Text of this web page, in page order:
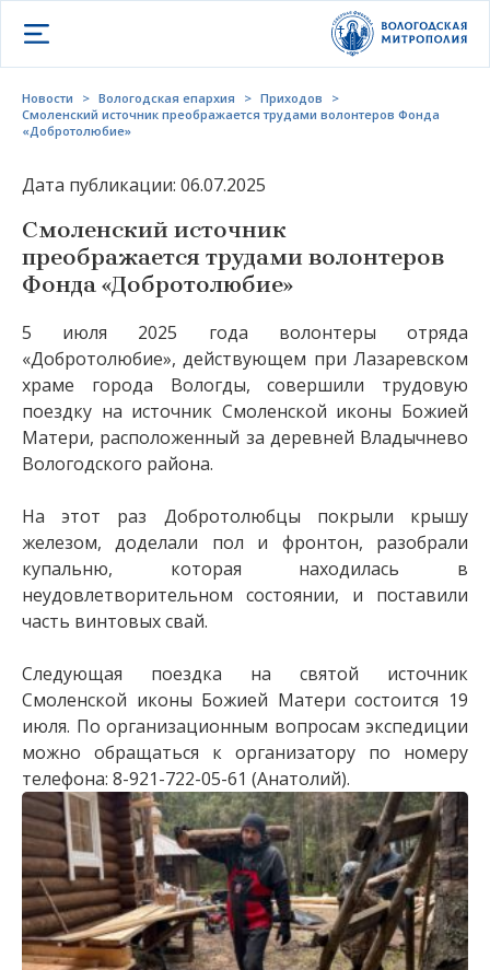
Открыть меню
Новости > Вологодская епархия > Приходов
>
Смоленский источник преображается трудами волонтеров Фонда
«Добротолюбие»
Дата публикации: 06.07.2025
Смоленский источник
преображается трудами волонтеров
Фонда «Добротолюбие»
5 июля 2025 года волонтеры отряда
«Добротолюбие», действующем при Лазаревском
храме города Вологды, совершили трудовую
поездку на источник Смоленской иконы Божией
Матери, расположенный за деревней Владычнево
Вологодского района.
На этот раз Добротолюбцы покрыли крышу
железом, доделали пол и фронтон, разобрали
купальню, которая находилась в
неудовлетворительном состоянии, и поставили
часть винтовых свай.
Следующая поездка на святой источник
Смоленской иконы Божией Матери состоится 19
июля. По организационным вопросам экспедиции
можно обращаться к организатору по номеру
телефона: 8-921-722-05-61 (Анатолий).